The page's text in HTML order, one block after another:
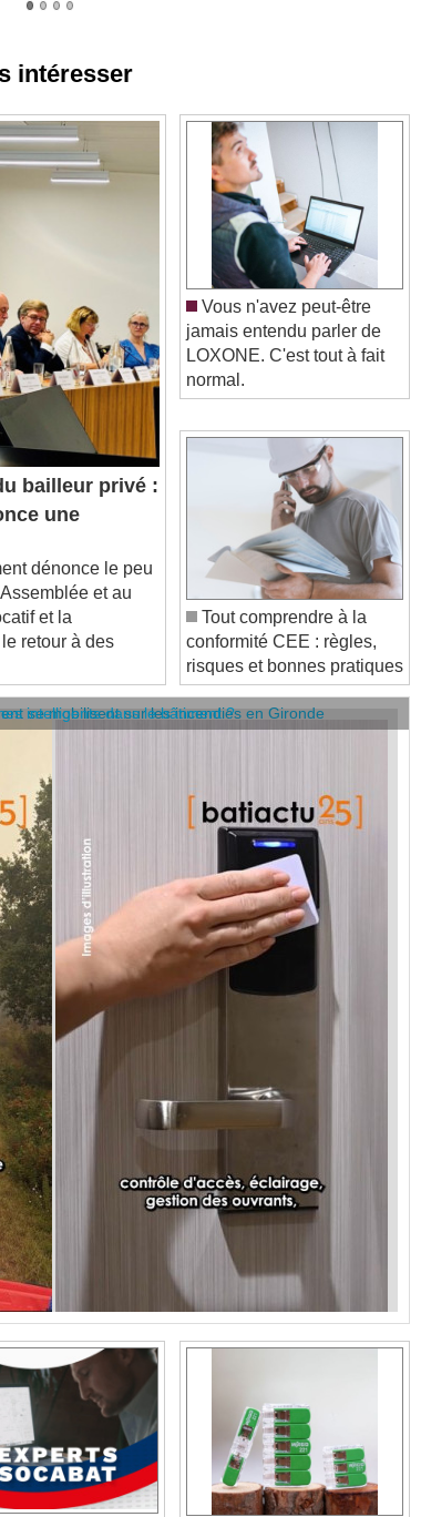
bailleur privé :
une
dénonce le peu
et au
et la
retour à des
Vous n'avez peut-être
jamais entendu parler de
LOXONE. C'est tout à fait
normal.
Tout comprendre à la
conformité CEE : règles,
risques et bonnes pratiques
se mobilisent sur les incendies en Gironde
intelligents dans le bâtiment ?
votre assureur Bornes de connexion :